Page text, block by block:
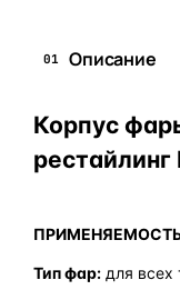
01 Описание
Корпус
Тип фар: для всех